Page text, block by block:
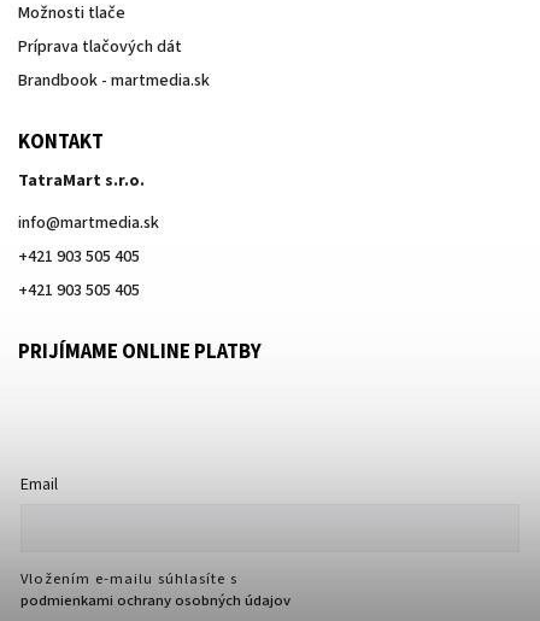
Možnosti tlače
Príprava tlačových dát
Brandbook - martmedia.sk
KONTAKT
TatraMart s.r.o.
info@martmedia.sk
+421 903 505 405
+421 903 505 405
PRIJÍMAME ONLINE PLATBY
Email
Vložením e-mailu súhlasíte s
podmienkami ochrany osobných údajov